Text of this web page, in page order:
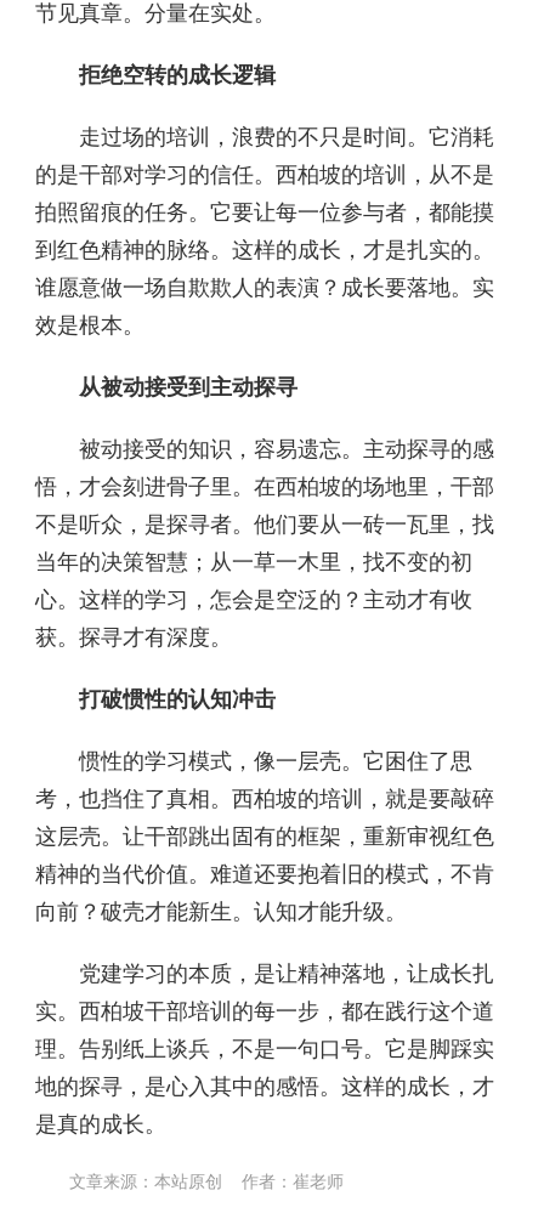
节见真章。分量在实处。
拒绝空转的成长逻辑
走过场的培训，浪费的不只是时间。它消耗
的是干部对学习的信任。西柏坡的培训，从不是
拍照留痕的任务。它要让每一位参与者，都能摸
到红色精神的脉络。这样的成长，才是扎实的。
谁愿意做一场自欺欺人的表演？成长要落地。实
效是根本。
从被动接受到主动探寻
被动接受的知识，容易遗忘。主动探寻的感
悟，才会刻进骨子里。在西柏坡的场地里，干部
不是听众，是探寻者。他们要从一砖一瓦里，找
当年的决策智慧；从一草一木里，找不变的初
心。这样的学习，怎会是空泛的？主动才有收
获。探寻才有深度。
打破惯性的认知冲击
惯性的学习模式，像一层壳。它困住了思
考，也挡住了真相。西柏坡的培训，就是要敲碎
这层壳。让干部跳出固有的框架，重新审视红色
精神的当代价值。难道还要抱着旧的模式，不肯
向前？破壳才能新生。认知才能升级。
党建学习的本质，是让精神落地，让成长扎
实。西柏坡干部培训的每一步，都在践行这个道
理。告别纸上谈兵，不是一句口号。它是脚踩实
地的探寻，是心入其中的感悟。这样的成长，才
是真的成长。
文章来源：本站原创 作者：崔老师